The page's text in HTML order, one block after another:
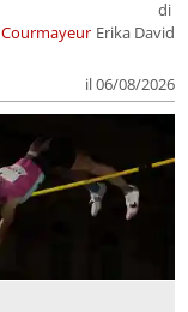
Courmayeur
di
Erika David
il 06/08/2026